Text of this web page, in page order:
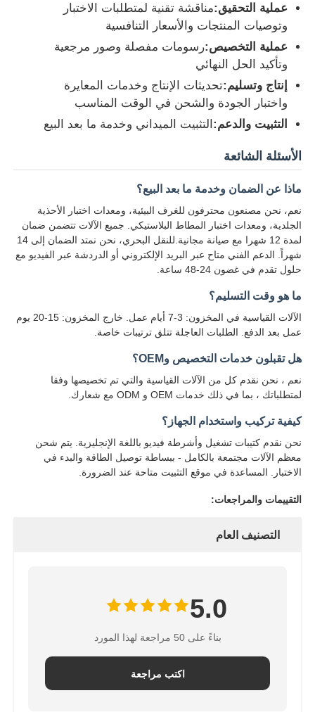
عملية التحقيق:مناقشة تقنية لمتطلبات الاختبار
وتوصيات المنتجات والأسعار التنافسية
عملية التخصيص:رسومات مفصلة وصور مرجعية
وتأكيد الحل النهائي
إنتاج وتسليم:تحديثات الإنتاج وخدمات المعايرة
واختبار الجودة والشحن في الوقت المناسب
التثبيت والدعم: التثبيت الميداني وخدمة ما بعد البيع
الأسئلة الشائعة
ماذا عن الضمان وخدمة ما بعد البيع؟
نعم، نحن مصنعون محترفون للغرف البيئية، ومعدات اختبار الأحذية
الجلدية، ومعدات اختبار المطاط البلاستيكي. جميع الآلات تتضمن ضمان
لمدة 12 شهرا مع صيانة مجانية.للنقل البحري، نحن نمتد الضمان إلى 14
شهراً. الدعم الفني متاح عبر البريد الإلكتروني أو الدردشة عبر الفيديو مع
حلول تقدم في غضون 24-48 ساعة.
ما هو وقت التسليم؟
الآلات القياسية في المخزون: 3-7 أيام عمل. خارج المخزون: 15-20 يوم
عمل بعد الدفع. الطلبات العاجلة تتلق ترتيبات خاصة.
هل تقبلون خدمات التخصيص وOEM؟
نعم ، نحن نقدم كل من الآلات القياسية والتي تم تخصيصها وفقا
لمتطلباتك ، بما في ذلك خدمات OEM و ODM مع شعارك.
كيفية تركيب واستخدام الجهاز؟
نحن نقدم كتيبات تشغيل وأشرطة فيديو باللغة الإنجليزية. يتم شحن
معظم الآلات مجتمعة بالكامل - ببساطة توصيل الطاقة والبدء في
الاختبار. المساعدة في موقع التثبيت متاحة عند الضرورة.
التقييمات والمراجعات:
التصنيف العام
5.0
بناءً على 50 مراجعة لهذا المورد
اكتب مراجعة